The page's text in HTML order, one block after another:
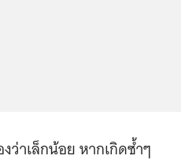
าเล็กน้อย หากเกิดซ้ำๆ